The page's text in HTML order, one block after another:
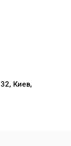
Киев,